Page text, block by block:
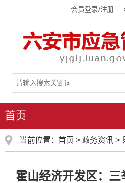
会员登录/注册
首页
当前位置： 首页 > 政务资讯 >
霍山经济开发区：